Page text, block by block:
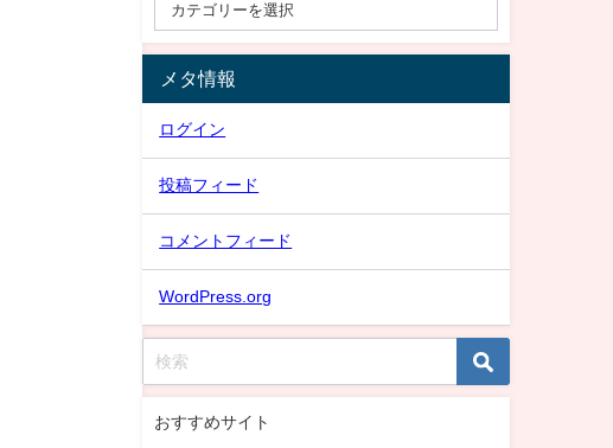
メタ情報
ログイン
投稿フィード
コメントフィード
WordPress.org
おすすめサイト